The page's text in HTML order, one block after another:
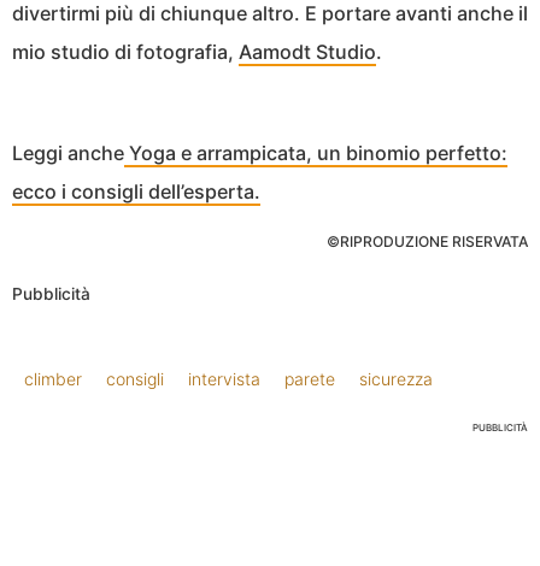
divertirmi più di chiunque altro. E portare avanti anche il
mio studio di fotografia, Aamodt Studio.
Leggi anche Yoga e arrampicata, un binomio perfetto:
ecco i consigli dell’esperta.
©RIPRODUZIONE RISERVATA
Pubblicità
climber consigli intervista parete sicurezza
PUBBLICITÀ